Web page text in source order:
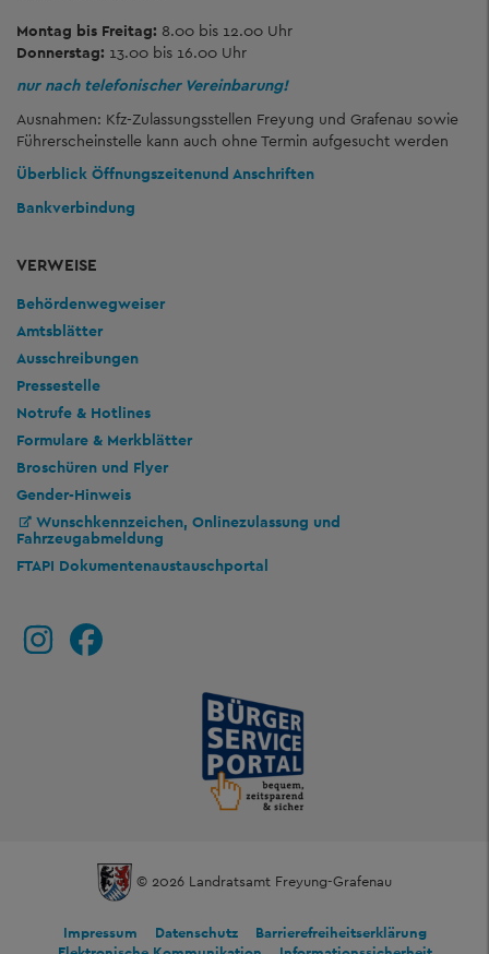
Montag bis Freitag: 8.00 bis 12.00 Uhr
Donnerstag: 13.00 bis 16.00 Uhr
nur nach telefonischer Vereinbarung!
Ausnahmen: Kfz-Zulassungsstellen Freyung und Grafenau sowie
Führerscheinstelle kann auch ohne Termin aufgesucht werden
Überblick Öffnungszeitenund Anschriften
Bankverbindung
VERWEISE
Behördenwegweiser
Amtsblätter
Ausschreibungen
Pressestelle
Notrufe & Hotlines
Formulare & Merkblätter
Broschüren und Flyer
Gender-Hinweis
Wunschkennzeichen, Onlinezulassung und
Fahrzeugabmeldung
FTAPI Dokumentenaustauschportal
© 2026 Landratsamt Freyung-Grafenau
Impressum Datenschutz
Barrierefreiheitserklärung